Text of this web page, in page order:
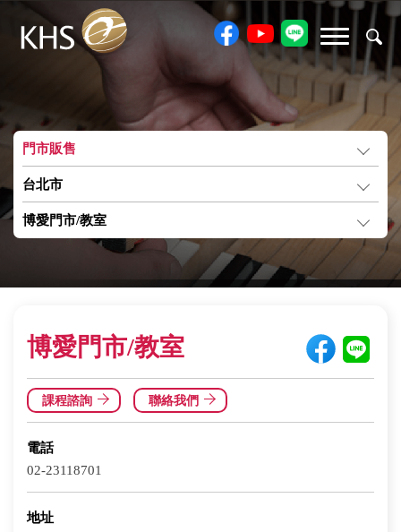
門市販售
台北市
博愛門市/教室
博愛門市/教室
課程諮詢 聯絡我們
電話
02-23118701
地址